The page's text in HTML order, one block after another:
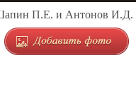
П.Е. и Антонов И.Д.